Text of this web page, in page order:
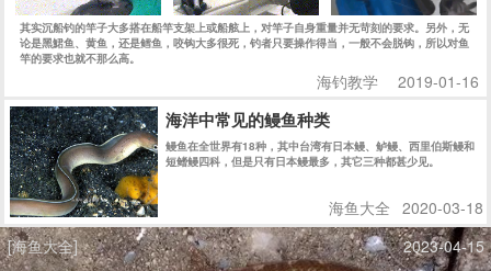
其实沉船钓的竿子大多搭在船竿支架上或船舷上，对竿子自身重量并无苛刻的要求。另外，无
论是黑鮶鱼、黄鱼，还是鳕鱼，咬钩大多很死，钓者只要操作得当，一般不会脱钩，所以对鱼
竿的要求也就不那么高。
海钓教学 2019-01-16
海洋中常见的鳗鱼种类
鳗鱼在全世界有18种，其中台湾有日本鳗、鲈鳗、西里伯斯鳗和
短鳍鳗四科，但是只有日本鳗最多，其它三种都甚少见。
海鱼大全 2020-03-18
[海鱼大全]
2023-04-15